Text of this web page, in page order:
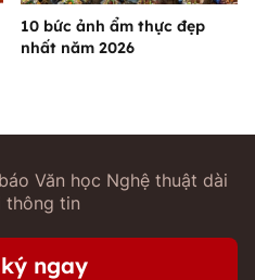
10 bức ảnh ẩm thực đẹp
nhất năm 2026
Văn học Nghệ thuật dài
thông tin
ngay